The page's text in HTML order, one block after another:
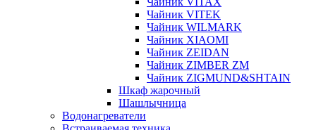
Чайник VITEK
Чайник WILMARK
Чайник XIAOMI
Чайник ZEIDAN
Чайник ZIMBER ZM
Чайник ZIGMUND&SHTAIN
Шкаф жарочный
Шашлычница
Водонагреватели